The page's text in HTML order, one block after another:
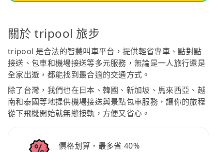
關於 tripool 旅步
tripool 是合法的智慧叫車平台，提供輕省專車、點對點
接送、包車和機場接送等多元服務，無論是一人旅行還是
全家出遊，都能找到最合適的交通方式。
除了台灣，我們也在日本、韓國、新加坡、馬來西亞、越
南和泰國等地提供機場接送與景點包車服務，讓你的旅程
從下飛機開始就無縫接軌，方便又省心。
價格划算，最多省 40%